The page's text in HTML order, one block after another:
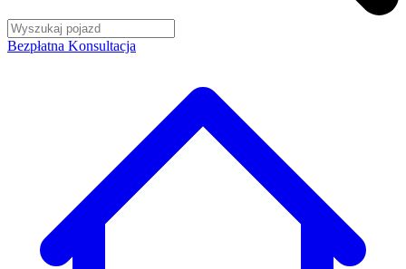
Bezpłatna Konsultacja